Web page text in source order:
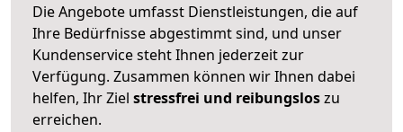
Die Angebote umfasst Dienstleistungen, die auf
Ihre Bedürfnisse abgestimmt sind, und unser
Kundenservice steht Ihnen jederzeit zur
Verfügung. Zusammen können wir Ihnen dabei
helfen, Ihr Ziel stressfrei und reibungsloszu
erreichen.